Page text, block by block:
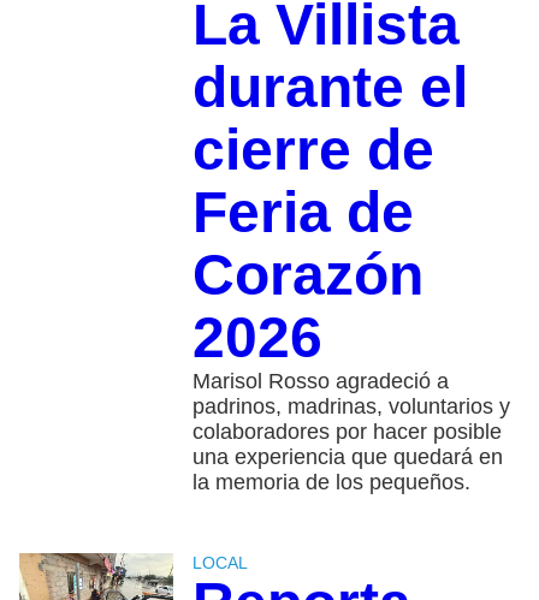
La Villista
durante el
cierre de
Feria de
Corazón
2026
Marisol Rosso agradeció a
padrinos, madrinas, voluntarios y
colaboradores por hacer posible
una experiencia que quedará en
la memoria de los pequeños.
LOCAL